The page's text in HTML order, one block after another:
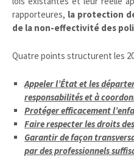
rapporteures, la protection
de la non-effectivité des
Quatre points structurent les
Appeler l’État et les
responsabilités et à
Protéger efficacement
Faire respecter les droits
Garantir de façon
par des professionnels